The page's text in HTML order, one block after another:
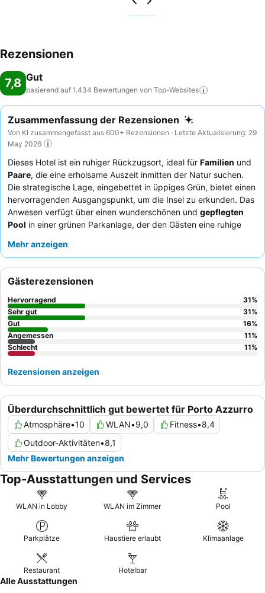
Rezensionen
7,8 Gut
basierend auf 1.434 Bewertungen von Top-Websites
Zusammenfassung der Rezensionen
Von KI zusammengefasst aus 600+ Rezensionen · Letzte Aktualisierung: 29
May 2026
Dieses Hotel ist ein ruhiger Rückzugsort, ideal für Familien und
Paare, die eine erholsame Auszeit inmitten der Natur suchen.
Die strategische Lage, eingebettet in üppiges Grün, bietet einen
hervorragenden Ausgangspunkt, um die Insel zu erkunden. Das
Anwesen verfügt über einen wunderschönen und gepflegten
Pool in einer grünen Parkanlage, der den Gästen eine ruhige
Servicefür ihre Herzlichkeit und Professionalität, wobei der
Angebote hervorgehoben wird. Für ein geräumigeres Erlebnis
sollten Sie dieFamilienzimmer
über Mezzanine und private Eingänge mit Terrassen oder
kleinen Gärten verfügen.
Mehr anzeigen
Überdurchschnittlich gut bewertet für Porto Azzurro
Atmosphäre•10 WLAN•9,0 Fitness•8,4
Outdoor-Aktivitäten•8,1
Mehr Bewertungen anzeigen
Gästerezensionen
Hervorragend 31%
Sehr gut
31%
Gut
16%
Angemessen
11%
Schlecht
11%
Rezensionen anzeigen
Top-Ausstattungen und Services
WLAN in Lobby WLAN im Zimmer Pool
Parkplätze Haustiere erlaubt Klimaanlage
Restaurant Hotelbar
Alle Ausstattungen